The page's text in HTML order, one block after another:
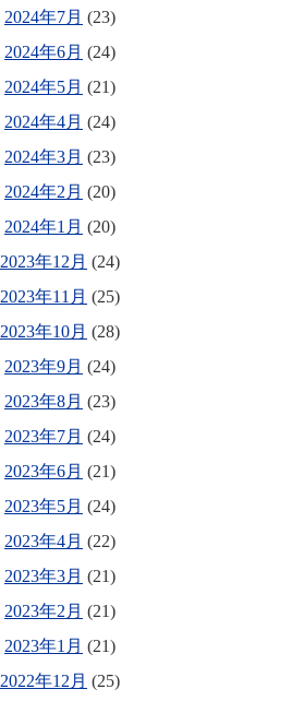
2024年7月 (23)
2024年6月 (24)
2024年5月 (21)
2024年4月 (24)
2024年3月 (23)
2024年2月 (20)
2024年1月 (20)
2023年12月 (24)
2023年11月 (25)
2023年10月 (28)
2023年9月 (24)
2023年8月 (23)
2023年7月 (24)
2023年6月 (21)
2023年5月 (24)
2023年4月 (22)
2023年3月 (21)
2023年2月 (21)
2023年1月 (21)
2022年12月 (25)